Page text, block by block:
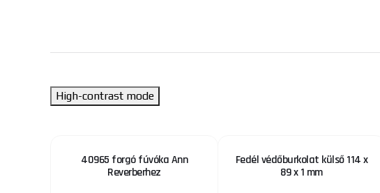
High-contrast mode
40965 forgó fúvóka Ann
Reverberhez
Fedél védőburkolat külső 114 x
89 x 1 mm